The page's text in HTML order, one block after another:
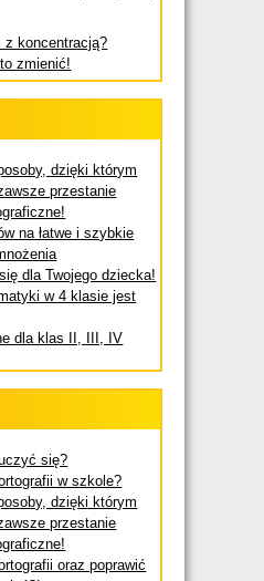
z koncentracją?
zmienić!
dzięki którym
przestanie
na łatwe i szybkie
dla Twojego dziecka!
w 4 klasie jest
dla klas II, III, IV
się?
w szkole?
dzięki którym
przestanie
oraz poprawić